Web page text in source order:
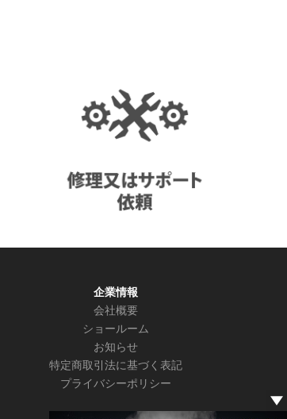
企業情報
会社概要
ショールーム
お知らせ
特定商取引法に基づく表記
プライバシーポリシー